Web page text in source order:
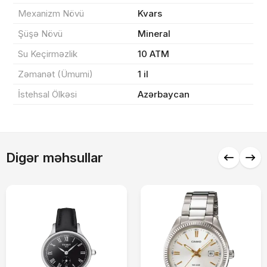
Mexanizm Növü
Kvars
Şüşə Növü
Mineral
Su Keçirməzlik
10 ATM
Zəmanət (Ümumi)
1 il
İstehsal Ölkəsi
Azərbaycan
Digər məhsullar
Yekun məbləğ OK